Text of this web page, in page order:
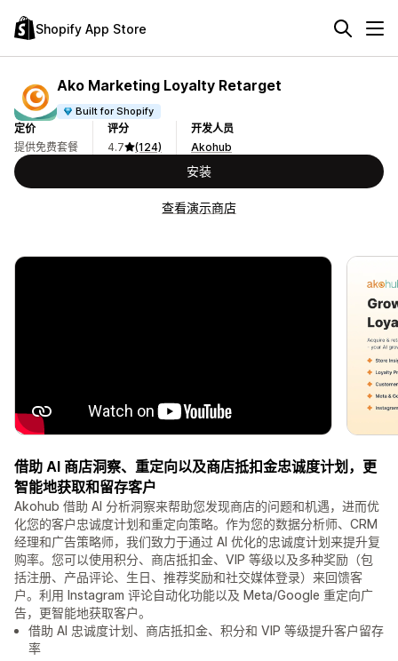
Shopify App Store
Ako Marketing Loyalty Retarget
Built for Shopify
定价
提供免费套餐
评分
4.7
(124)
开发人员
Akohub
安装
查看演示商店
借助 AI 商店洞察、重定向以及商店抵扣金忠诚度计划，更
智能地获取和留存客户
Akohub 借助 AI 分析洞察来帮助您发现商店的问题和机遇，进而优
化您的客户忠诚度计划和重定向策略。作为您的数据分析师、CRM
经理和广告策略师，我们致力于通过 AI 优化的忠诚度计划来提升复
购率。您可以使用积分、商店抵扣金、VIP 等级以及多种奖励（包
括注册、产品评论、生日、推荐奖励和社交媒体登录）来回馈客
户。利用 Instagram 评论自动化功能以及 Meta/Google 重定向广
告，更智能地获取客户。
借助 AI 忠诚度计划、商店抵扣金、积分和 VIP 等级提升客户留存
率